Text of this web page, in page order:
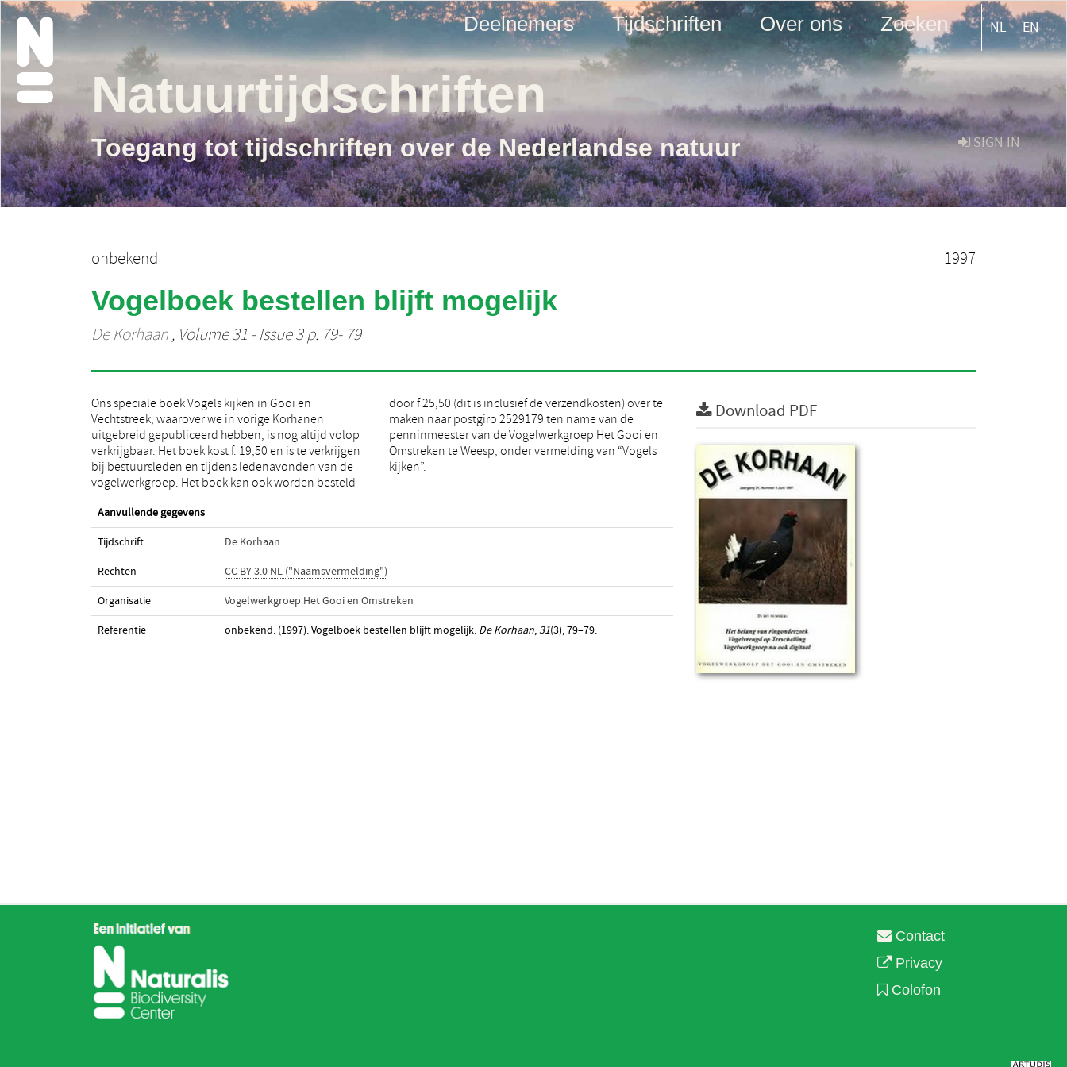
Deelnemers Tijdschriften Over ons Zoeken NL EN
SIGN IN
Natuurtijdschriften
Toegang tot tijdschriften over de Nederlandse natuur
onbekend 1997
Vogelboek bestellen blijft mogelijk
De Korhaan, Volume 31 - Issue 3 p. 79- 79
Ons speciale boek Vogels kijken in Gooi en
Vechtstreek, waarover we in vorige Korhanen
uitgebreid gepubliceerd hebben, is nog altijd volop
verkrijgbaar. Het boek kost f. 19,50 en is te verkrijgen
bij bestuursleden en tijdens ledenavonden van de
vogelwerkgroep. Het boek kan ook worden besteld
door f 25,50 (dit is inclusief de verzendkosten) over te
maken naar postgiro 2529179 ten name van de
penninmeester van de Vogelwerkgroep Het Gooi en
Omstreken te Weesp, onder vermelding van “Vogels
kijken”.
Aanvullende gegevens
Tijdschrift De Korhaan
Rechten CC BY 3.0 NL ("Naamsvermelding")
Organisatie Vogelwerkgroep Het Gooi en Omstreken
Referentie onbekend. (1997). Vogelboek bestellen blijft mogelijk. De Korhaan, 31(3), 79–79.
Download PDF
Contact
Privacy
Colofon